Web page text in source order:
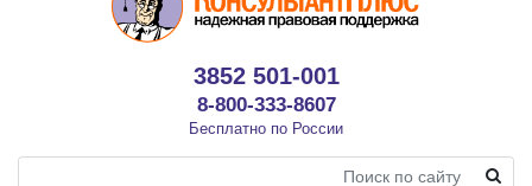
3852 501-001
8-800-333-8607
Бесплатно по России